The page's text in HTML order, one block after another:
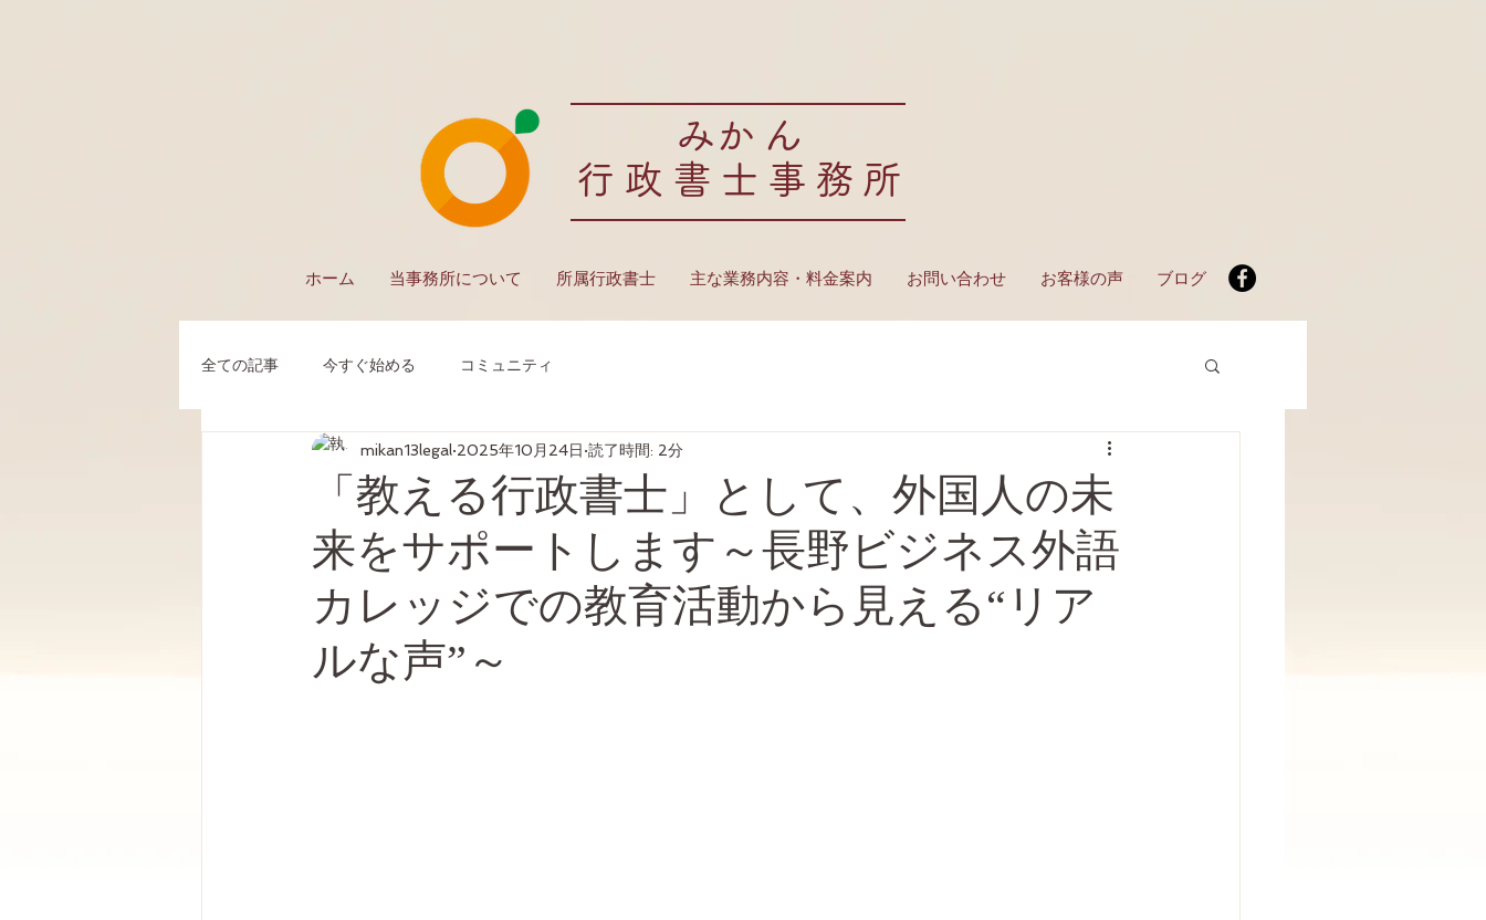
​みかん
行政書士事務所
ホーム 当事務所について 所属行政書士 主な業務内容・料金案内 お問い合わせ お客様の声 ブログ
全ての記事 今すぐ始める コミュニティ
「教える行政書士」として、外国人の未
来をサポートします～長野ビジネス外語
カレッジでの教育活動から見える“リア
ルな声”～
mikan13legal 2025年10月24日 読了時間: 2分